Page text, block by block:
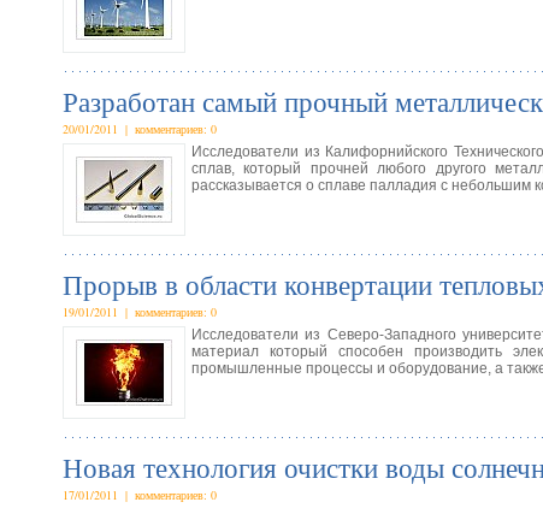
Разработан самый прочный
20/01/2011 | комментариев: 0
Исследователи из Калифорнийского
сплав, который прочней любого другого
рассказывается о сплаве палладия с небольшим
Прорыв в области конвертации
19/01/2011 | комментариев: 0
Исследователи из Северо-Западного
материал который способен производить
промышленные процессы и оборудование, а
Новая технология очистки воды
17/01/2011 | комментариев: 0